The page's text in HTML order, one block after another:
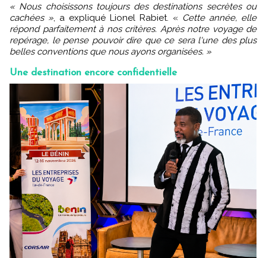
« Nous choisissons toujours des destinations secrètes ou
cachées », a expliqué Lionel Rabiet. « Cette année, elle
répond parfaitement à nos critères. Après notre voyage de
repérage, le pense pouvoir dire que ce sera l'une des plus
belles conventions que nous ayons organisées. »
Une destination encore confidentielle